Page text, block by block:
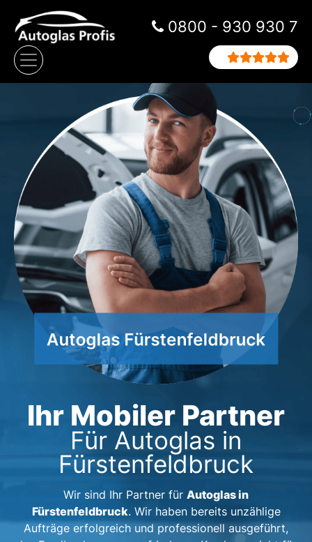
Zum Inhalt springen
Hauptnavigation
0800 - 930 930 7
Ihr Mobiler Partner
Für Autoglas in
Fürstenfeldbruck
Wir sind Ihr Partner für Autoglas in
Fürstenfeldbruck. Wir haben bereits unzählige
Aufträge erfolgreich und professionell ausgeführt,